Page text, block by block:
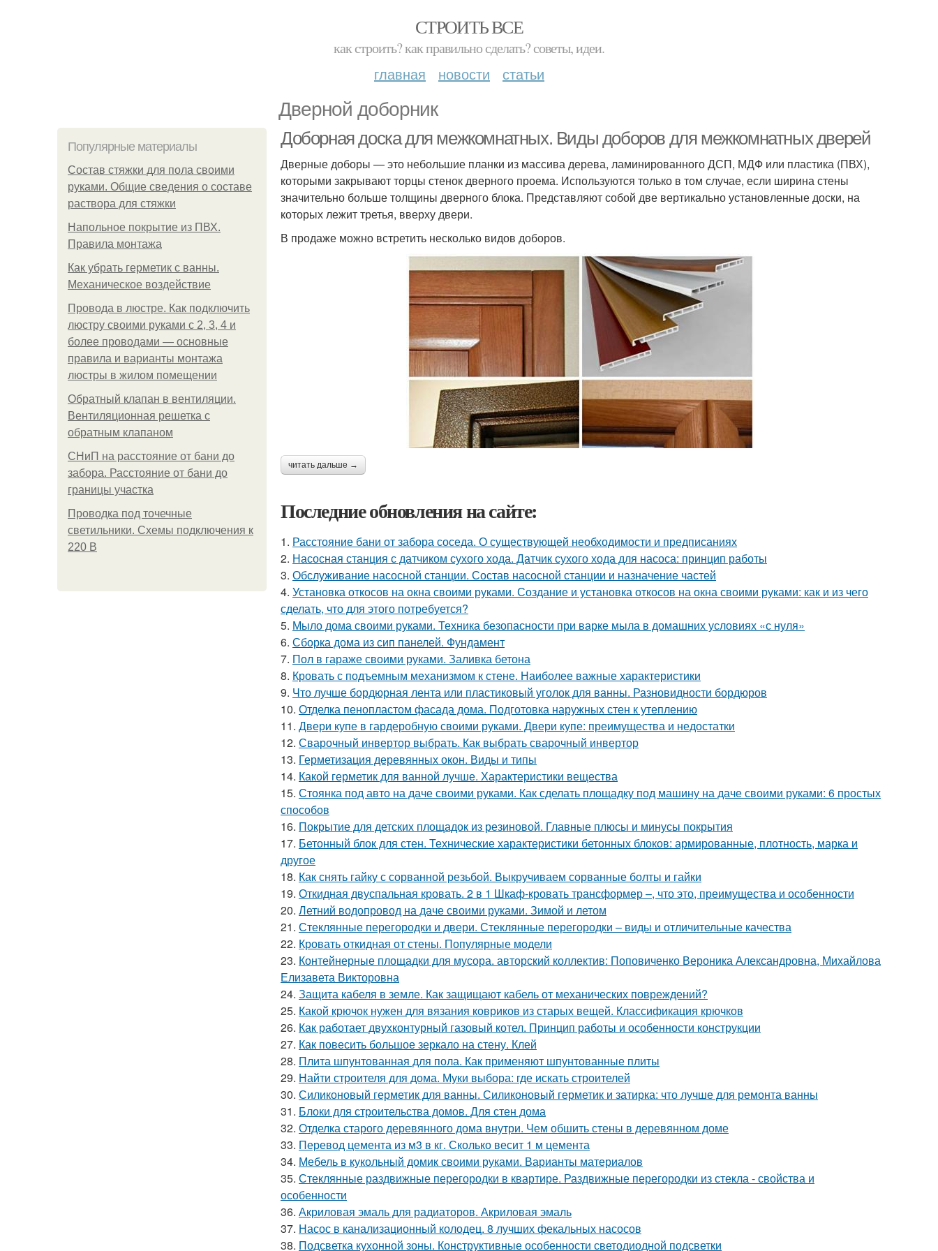
СТРОИТЬ ВСЕ
как строить? как правильно сделать? советы, идеи.
главная новости статьи
Дверной доборник
Популярные материалы
Состав стяжки для пола своими
руками. Общие сведения о составе
раствора для стяжки
Напольное покрытие из ПВХ.
Правила монтажа
Как убрать герметик с ванны.
Механическое воздействие
Провода в люстре. Как подключить
люстру своими руками с 2, 3, 4 и
более проводами — основные
правила и варианты монтажа
люстры в жилом помещении
Обратный клапан в вентиляции.
Вентиляционная решетка с
обратным клапаном
СНиП на расстояние от бани до
забора. Расстояние от бани до
границы участка
Проводка под точечные
светильники. Схемы подключения к
220 В
Доборная доска для межкомнатных. Виды доборов для межкомнатных дверей
Дверные доборы — это небольшие планки из массива дерева, ламинированного ДСП, МДФ или пластика (ПВХ),
которыми закрывают торцы стенок дверного проема. Используются только в том случае, если ширина стены
значительно больше толщины дверного блока. Представляют собой две вертикально установленные доски, на
которых лежит третья, вверху двери.
В продаже можно встретить несколько видов доборов.
читать дальше →
Последние обновления на сайте:
1. Расстояние бани от забора соседа. О существующей необходимости и предписаниях
2. Насосная станция с датчиком сухого хода. Датчик сухого хода для насоса: принцип работы
3. Обслуживание насосной станции. Состав насосной станции и назначение частей
4. Установка откосов на окна своими руками. Создание и установка откосов на окна своими руками: как и из чего
сделать, что для этого потребуется?
5. Мыло дома своими руками. Техника безопасности при варке мыла в домашних условиях «с нуля»
6. Сборка дома из сип панелей. Фундамент
7. Пол в гараже своими руками. Заливка бетона
8. Кровать с подъемным механизмом к стене. Наиболее важные характеристики
9. Что лучше бордюрная лента или пластиковый уголок для ванны. Разновидности бордюров
10. Отделка пенопластом фасада дома. Подготовка наружных стен к утеплению
11. Двери купе в гардеробную своими руками. Двери купе: преимущества и недостатки
12. Сварочный инвертор выбрать. Как выбрать сварочный инвертор
13. Герметизация деревянных окон. Виды и типы
14. Какой герметик для ванной лучше. Характеристики вещества
15. Стоянка под авто на даче своими руками. Как сделать площадку под машину на даче своими руками: 6 простых
способов
16. Покрытие для детских площадок из резиновой. Главные плюсы и минусы покрытия
17. Бетонный блок для стен. Технические характеристики бетонных блоков: армированные, плотность, марка и
другое
18. Как снять гайку с сорванной резьбой. Выкручиваем сорванные болты и гайки
19. Откидная двуспальная кровать. 2 в 1 Шкаф-кровать трансформер –, что это, преимущества и особенности
20. Летний водопровод на даче своими руками. Зимой и летом
21. Стеклянные перегородки и двери. Стеклянные перегородки – виды и отличительные качества
22. Кровать откидная от стены. Популярные модели
23. Контейнерные площадки для мусора. авторский коллектив: Поповиченко Вероника Александровна, Михайлова
Елизавета Викторовна
24. Защита кабеля в земле. Как защищают кабель от механических повреждений?
25. Какой крючок нужен для вязания ковриков из старых вещей. Классификация крючков
26. Как работает двухконтурный газовый котел. Принцип работы и особенности конструкции
27. Как повесить большое зеркало на стену. Клей
28. Плита шпунтованная для пола. Как применяют шпунтованные плиты
29. Найти строителя для дома. Муки выбора: где искать строителей
30. Силиконовый герметик для ванны. Силиконовый герметик и затирка: что лучше для ремонта ванны
31. Блоки для строительства домов. Для стен дома
32. Отделка старого деревянного дома внутри. Чем обшить стены в деревянном доме
33. Перевод цемента из м3 в кг. Сколько весит 1 м цемента
34. Мебель в кукольный домик своими руками. Варианты материалов
35. Стеклянные раздвижные перегородки в квартире. Раздвижные перегородки из стекла - свойства и
особенности
36. Акриловая эмаль для радиаторов. Акриловая эмаль
37. Насос в канализационный колодец. 8 лучших фекальных насосов
38. Подсветка кухонной зоны. Конструктивные особенности светодиодной подсветки